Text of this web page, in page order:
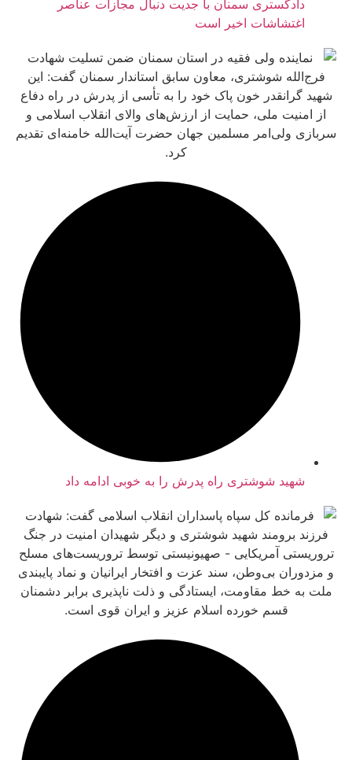
سمنان با جدیت دنبال مجازات عناصر
اخیر است
شوشتری راه پدرش را به خوبی ادامه داد